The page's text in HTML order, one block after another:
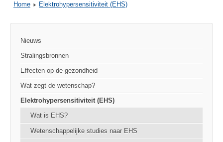
Home Elektrohypersensitiviteit (EHS)
Nieuws
Stralingsbronnen
Effecten op de gezondheid
Wat zegt de wetenschap?
Elektrohypersensitiviteit (EHS)
Wat is EHS?
Wetenschappelijke studies naar EHS